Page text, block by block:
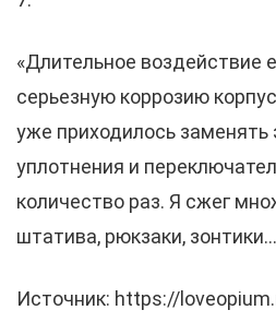
«Длительное воздействие
серьезную коррозию
уже приходилось заменять
уплотнения и
количество раз. Я сжег
штатива, рюкзаки,
Источник: https://